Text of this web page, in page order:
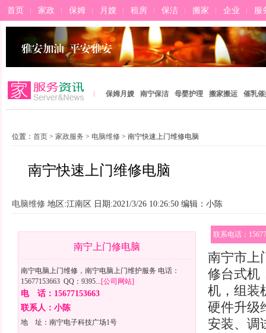
首页 家政 保姆 月嫂 租房 保洁 搬家 企业 服
保姆月嫂 南宁保洁 母婴护理 搬家搬运 催乳
位置： 首页 > 家政服务 > 电脑维修 > 南宁快速上门维修电脑
南宁快速上门维修电脑
电脑维修 地区:江南区 日期:2021/3/26 10:26:50 编辑：小陈
南宁上门修电脑
南宁电脑上门维修，南宁电脑上门维护服务 电话：
15677153663 QQ：9395...[公司网站]
电 话：15677153663
联系人：小陈
地 址：南宁电子科技广场1号
联系电话：
南宁市上
修台式机
机，组装
硬件升级
安装、调